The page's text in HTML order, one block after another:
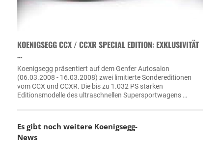
KOENIGSEGG CCX / CCXR SPECIAL EDITION: EXKLUSIVITÄT
…
Koenigsegg präsentiert auf dem Genfer Autosalon
(06.03.2008 - 16.03.2008) zwei limitierte Sondereditionen
vom CCX und CCXR. Die bis zu 1.032 PS starken
Editionsmodelle des ultraschnellen Supersportwagens …
Es gibt noch weitere Koenigsegg-
News